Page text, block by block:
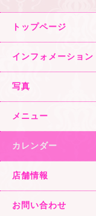
トップページ
インフォメーション
写真
メニュー
カレンダー
店舗情報
お問い合わせ